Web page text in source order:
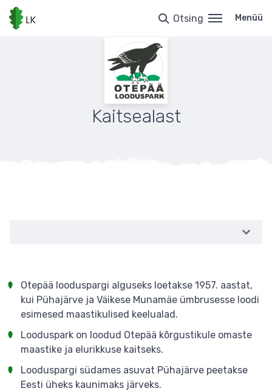
Liigu
edasi
põhisisu
Otsing Menüü
Kaitsealast
Otepää looduspargi alguseks loetakse 1957. aastat,
kui Pühajärve ja Väikese Munamäe ümbrusesse loodi
esimesed maastikulised keelualad.
Looduspark on loodud Otepää kõrgustikule omaste
maastike ja elurikkuse kaitseks.
Looduspargi südames asuvat Pühajärve peetakse
Eesti üheks kaunimaks järveks.